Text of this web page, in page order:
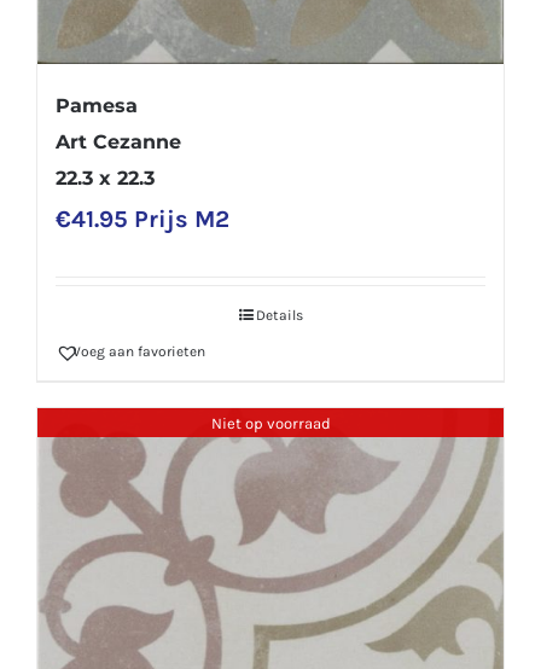
Pamesa
Art Cezanne
22.3 x 22.3
€41.95 Prijs M2
Details
Voeg aan favorieten
Niet op voorraad